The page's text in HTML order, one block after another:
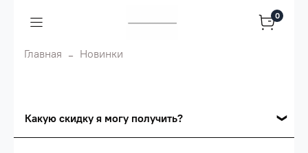
0
Главная Новинки
Какую скидку я могу получить?